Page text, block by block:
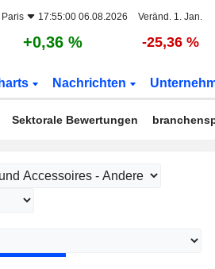
Paris 17:55:00 06.08.2026 Veränd. 1. Jan.
+0,36 % -25,36 %
Nachrichten
Sektorale Bewertungen